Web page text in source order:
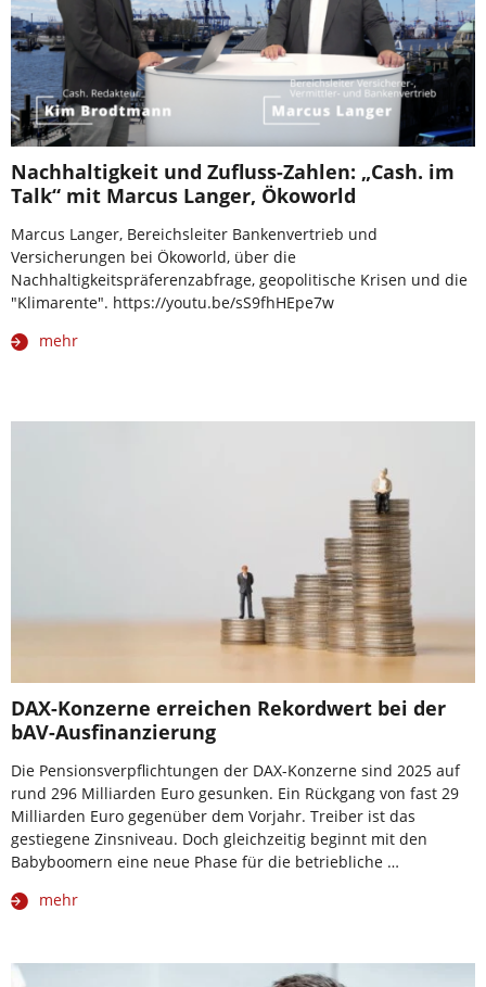
Nachhaltigkeit und Zufluss-Zahlen: „Cash. im
Talk“ mit Marcus Langer, Ökoworld
Marcus Langer, Bereichsleiter Bankenvertrieb und
Versicherungen bei Ökoworld, über die
Nachhaltigkeitspräferenzabfrage, geopolitische Krisen und die
"Klimarente". https://youtu.be/sS9fhHEpe7w
mehr
DAX-Konzerne erreichen Rekordwert bei der
bAV-Ausfinanzierung
Die Pensionsverpflichtungen der DAX-Konzerne sind 2025 auf
rund 296 Milliarden Euro gesunken. Ein Rückgang von fast 29
Milliarden Euro gegenüber dem Vorjahr. Treiber ist das
gestiegene Zinsniveau. Doch gleichzeitig beginnt mit den
Babyboomern eine neue Phase für die betriebliche …
mehr